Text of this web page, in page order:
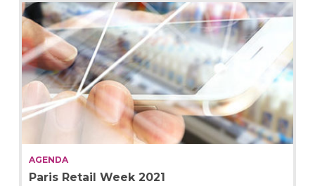
AGENDA
Paris Retail Week 2021